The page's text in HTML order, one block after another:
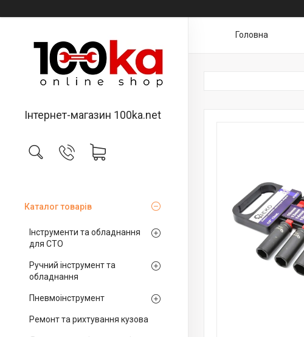
Інтернет-магазин 100ka.net
Каталог товарів
Інструменти та обладнання
для СТО
Ручний інструмент та
обладнання
Пневмоінструмент
Ремонт та рихтування кузова
Головна